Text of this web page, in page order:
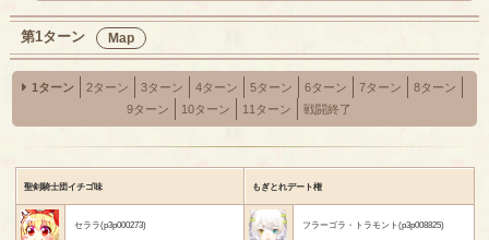
第1ターン Map
1ターン 2ターン 3ターン 4ターン 5ターン 6ターン 7ターン
8ターン
9ターン
10ターン 11ターン 戦闘終了
聖剣騎士団イチゴ味 もぎとれデート権
セララ(p3p000273)
フラーゴラ・トラモント(p3p008825)